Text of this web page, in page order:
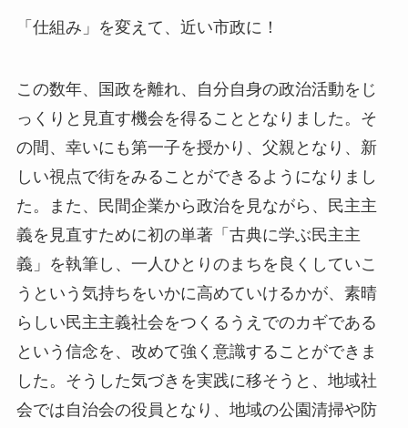
「仕組み」を変えて、近い市政に！
この数年、国政を離れ、自分自身の政治活動をじ
っくりと見直す機会を得ることとなりました。そ
の間、幸いにも第一子を授かり、父親となり、新
しい視点で街をみることができるようになりまし
た。また、民間企業から政治を見ながら、民主主
義を見直すために初の単著「古典に学ぶ民主主
義」を執筆し、一人ひとりのまちを良くしていこ
うという気持ちをいかに高めていけるかが、素晴
らしい民主主義社会をつくるうえでのカギである
という信念を、改めて強く意識することができま
した。そうした気づきを実践に移そうと、地域社
会では自治会の役員となり、地域の公園清掃や防